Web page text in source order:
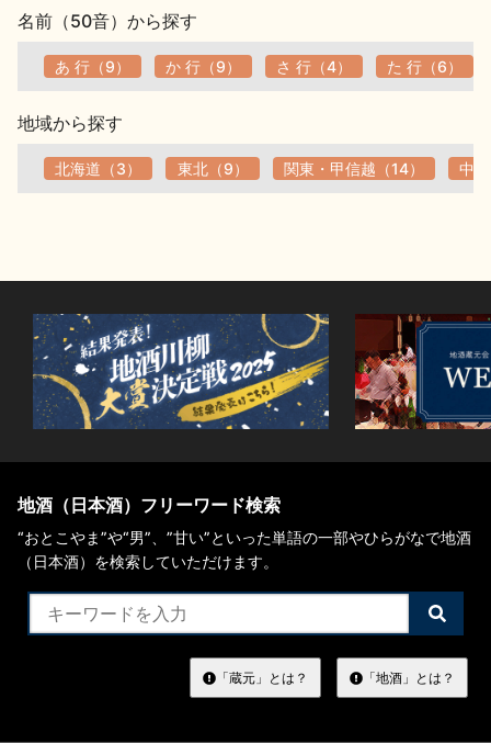
名前（50音）から探す
あ 行（9） か 行（9） さ 行（4） た 行（6）
地域から探す
北海道（3） 東北（9） 関東・甲信越（14） 中
地酒（日本酒）フリーワード検索
“おとこやま”や“男”、”甘い”といった単語の一部やひらがなで地酒
（日本酒）を検索していただけます。
検
索
す
る
「蔵元」とは？ 「地酒」とは？